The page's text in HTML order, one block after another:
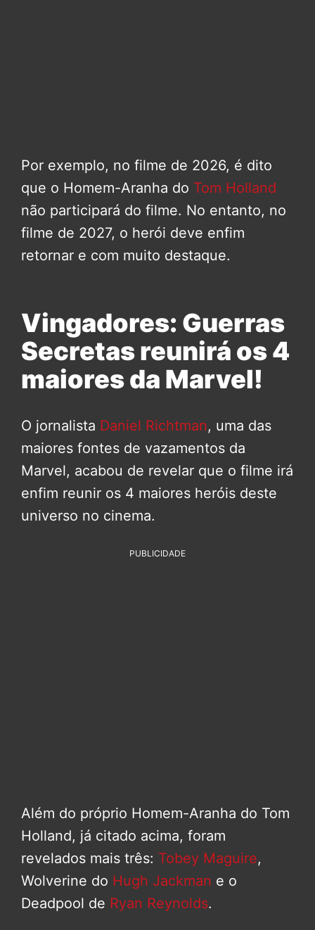
Por exemplo, no filme de 2026, é dito
que o Homem-Aranha do Tom Holland
não participará do filme. No entanto, no
filme de 2027, o herói deve enfim
retornar e com muito destaque.
Vingadores: Guerras
Secretas reunirá os 4
maiores da Marvel!
O jornalista Daniel Richtman, uma das
maiores fontes de vazamentos da
Marvel, acabou de revelar que o filme irá
enfim reunir os 4 maiores heróis deste
universo no cinema.
PUBLICIDADE
Além do próprio Homem-Aranha do Tom
Holland, já citado acima, foram
revelados mais três: Tobey Maguire,
Wolverine do Hugh Jackman e o
Deadpool de Ryan Reynolds.